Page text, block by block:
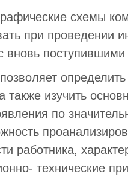
схемы
при проведении
вновь
также изучить
по
работника,
технические